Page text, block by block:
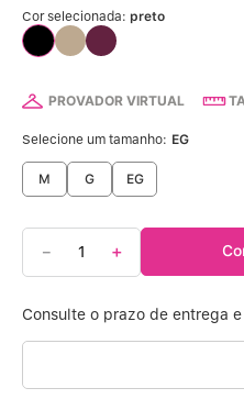
Cor selecionada: preto
PROVADOR VIRTUAL
Selecione um tamanho: EG
M G EG
＋
－
5º Calcinha Algodão
º Multifuncional
Algodão Egípcio